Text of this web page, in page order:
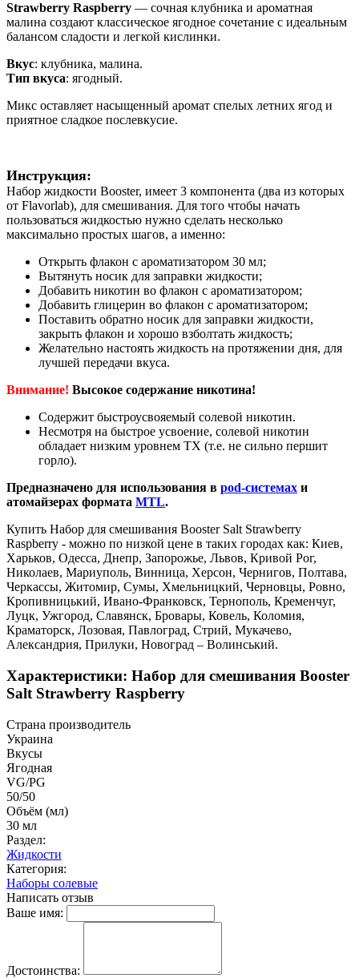
Strawberry Raspberry — сочная клубника и ароматная
малина создают классическое ягодное сочетание с идеальным
балансом сладости и легкой кислинки.
Вкус: клубника, малина.
Тип вкуса: ягодный.
Микс оставляет насыщенный аромат спелых летних ягод и
приятное сладкое послевкусие.
Инструкция:
Набор жидкости Booster, имеет 3 компонента (два из которых
от Flavorlab), для смешивания. Для того чтобы начать
пользоваться жидкостью нужно сделать несколько
максимально простых шагов, а именно:
Открыть флакон с ароматизатором 30 мл;
Вытянуть носик для заправки жидкости;
Добавить никотин во флакон с ароматизатором;
Добавить глицерин во флакон с ароматизатором;
Поставить обратно носик для заправки жидкости,
закрыть флакон и хорошо взболтать жидкость;
Желательно настоять жидкость на протяжении дня, для
лучшей передачи вкуса.
Внимание! Высокое содержание никотина!
Содержит быстроусвояемый солевой никотин.
Несмотря на быстрое усвоение, солевой никотин
обладает низким уровнем ТХ (т.е. не сильно першит
горло).
Предназначено для использования в pod-системах и
атомайзерах формата MTL.
Купить Набор для смешивания Booster Salt Strawberry
Raspberry - можно по низкой цене в таких городах как: Киев,
Харьков, Одесса, Днепр, Запорожье, Львов, Кривой Рог,
Николаев, Мариуполь, Винница, Херсон, Чернигов, Полтава,
Черкассы, Житомир, Сумы, Хмельницкий, Черновцы, Ровно,
Кропивницький, Ивано-Франковск, Тернополь, Кременчуг,
Луцк, Ужгород, Славянск, Бровары, Ковель, Коломия,
Краматорск, Лозовая, Павлоград, Стрий, Мукачево,
Александрия, Прилуки, Новоград – Волинський.
Характеристики: Набор для смешивания Booster
Salt Strawberry Raspberry
Страна производитель
Украина
Вкусы
Ягодная
VG/PG
50/50
Объём (мл)
30 мл
Раздел:
Жидкости
Категория:
Наборы солевые
Написать отзыв
Ваше имя:
Достоинства: